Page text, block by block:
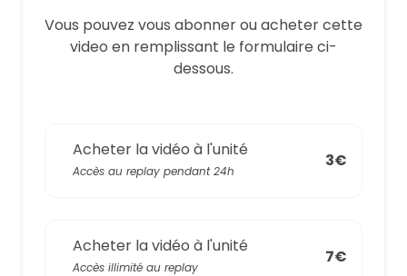
Vous pouvez vous abonner ou acheter cette
video en remplissant le formulaire ci-
dessous.
Acheter la vidéo à l'unité
Accès au replay pendant 24h
3€
Acheter la vidéo à l'unité
Accès illimité au replay
7€